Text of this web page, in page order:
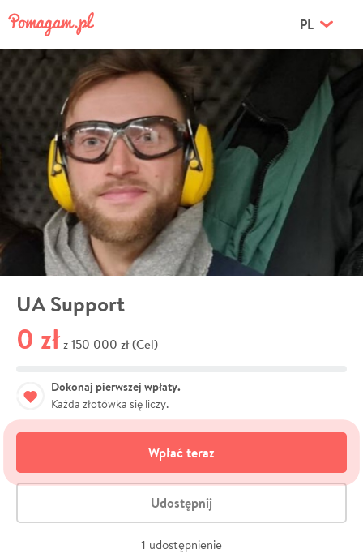
PL
UA Support
0 zł z 150 000 zł (Cel)
Dokonaj pierwszej wpłaty.
Każda złotówka się liczy.
Wpłać teraz
Udostępnij
1 udostępnienie